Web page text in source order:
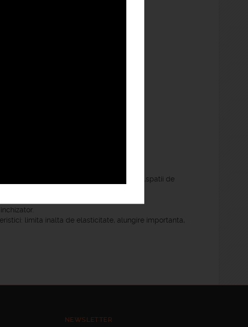
amplasament trotuare , zone pietonale ,spatii de
limita inalta de elasticitate, alungire importanta,
NEWSLETTER